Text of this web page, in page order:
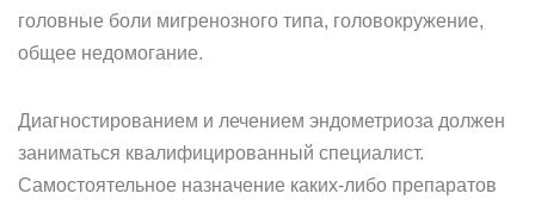
головные боли мигренозного типа, головокружение,
общее недомогание.
Диагностированием и лечением эндометриоза должен
заниматься квалифицированный специалист.
Самостоятельное назначение каких-либо препаратов